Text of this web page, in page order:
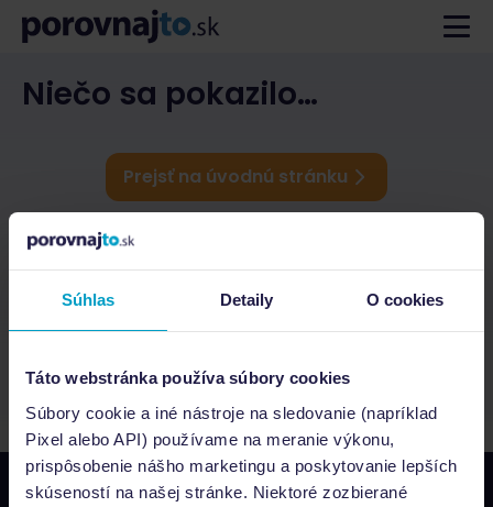
Súhlas Detaily O cookies
Táto webstránka používa súbory cookies
Súbory cookie a iné nástroje na sledovanie (napríklad
Pixel alebo API) používame na meranie výkonu,
prispôsobenie nášho marketingu a poskytovanie lepších
skúseností na našej stránke. Niektoré zozbierané
Niečo sa pokazilo…
Prejsť na úvodnú stránku